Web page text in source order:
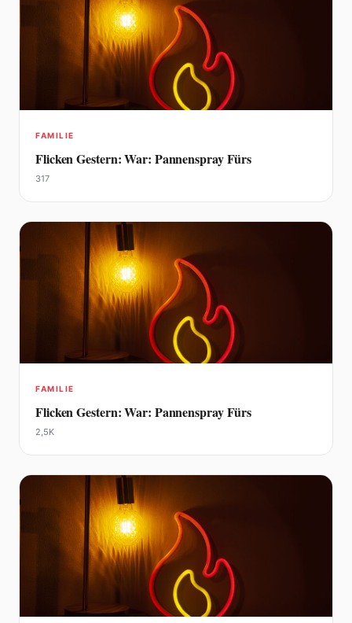
FAMILIE
Flicken Gestern: War: Pannenspray Fürs
317
FAMILIE
Flicken Gestern: War: Pannenspray Fürs
2,5K